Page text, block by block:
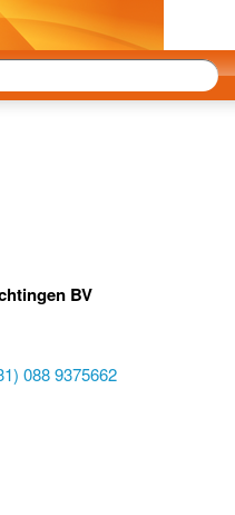
BV
088 9375662